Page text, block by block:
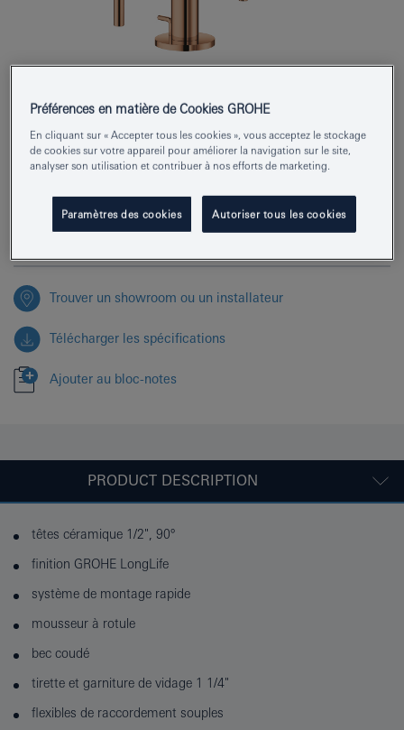
Numéro de produit 24353DA0
EAN 4005176761324
Trouver un showroom ou un installateur
Télécharger les spécifications
Ajouter au bloc-notes
PRODUCT DESCRIPTION
têtes céramique 1/2", 90°
finition GROHE LongLife
système de montage rapide
mousseur à rotule
bec coudé
tirette et garniture de vidage 1 1/4"
flexibles de raccordement souples
Préférences en matière de Cookies GROHE
En cliquant sur « Accepter tous les cookies », vous acceptez le stockage
de cookies sur votre appareil pour améliorer la navigation sur le site,
analyser son utilisation et contribuer à nos efforts de marketing.
Paramètres des cookies Autoriser tous les cookies